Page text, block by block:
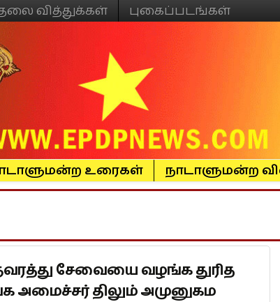
வித்துக்கள் புகைப்படங்கள்
உரைகள் நாடாளுமன்ற
சேவையை வழங்க துரித
அமைச்சர் திலும் அமுனுகம